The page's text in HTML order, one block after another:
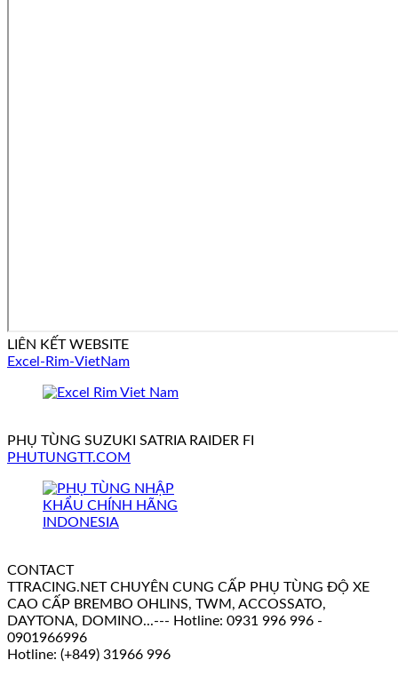
LIÊN KẾT WEBSITE
Excel-Rim-VietNam
PHỤ TÙNG SUZUKI SATRIA RAIDER FI
PHUTUNGTT.COM
CONTACT
TTRACING.NET CHUYÊN CUNG CẤP PHỤ TÙNG ĐỘ XE
CAO CẤP BREMBO OHLINS, TWM, ACCOSSATO,
DAYTONA, DOMINO...--- Hotline: 0931 996 996 -
0901966996
Hotline: (+849) 31966 996